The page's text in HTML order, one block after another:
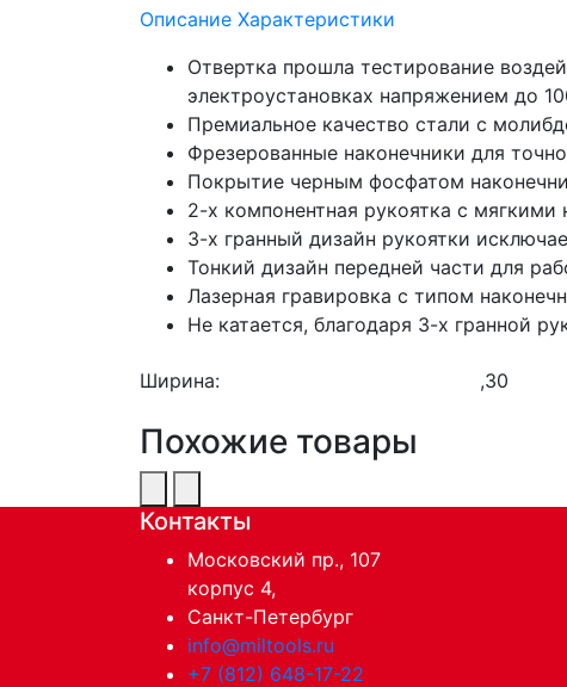
Описание Характеристики
Отвертка прошла тестирование
электроустановках напряжением до
Премиальное качество стали с
Фрезерованные наконечники для
Покрытие черным фосфатом
2-х компонентная рукоятка с
3-х гранный дизайн рукоятки
Тонкий дизайн передней части для
Лазерная гравировка с типом
Не катается, благодаря 3-х гранной
Ширина: ,30
Похожие товары
Контакты
Московский пр., 107
корпус 4,
Санкт-Петербург
info@miltools.ru
+7 (812) 648-17-22